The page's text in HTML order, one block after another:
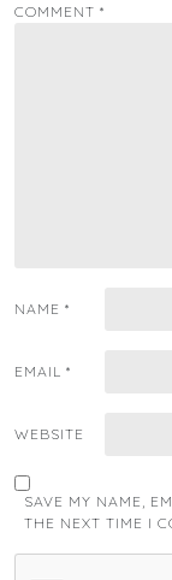
COMMENT *
NAME *
EMAIL *
WEBSITE
SAVE MY NAME,
THE NEXT TIME I